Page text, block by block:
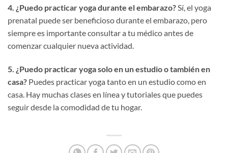
4. ¿Puedo practicar yoga durante el embarazo?Sí, el yoga
prenatal puede ser beneficioso durante el embarazo, pero
siempre es importante consultar a tu médico antes de
comenzar cualquier nueva actividad.
5. ¿Puedo practicar yoga solo en un estudio o también en
casa? Puedes practicar yoga tanto en un estudio como en
casa. Hay muchas clases en línea y tutoriales que puedes
seguir desde la comodidad de tu hogar.